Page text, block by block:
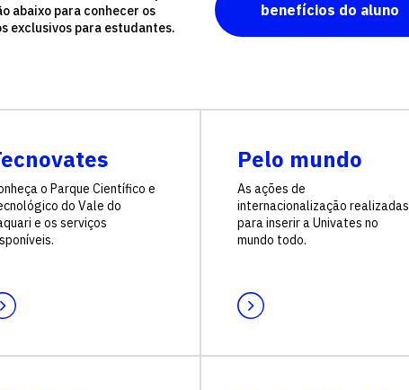
abaixo para conhecer os
exclusivos para estudantes.
benefícios do aluno
o Parque Científico e
do Vale do
e os serviços
Pelo mundo
As ações de
internacionalização realizadas
para inserir a Univates no
mundo todo.